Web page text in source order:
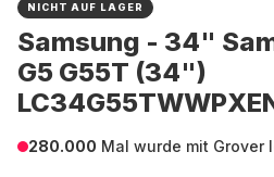
NICHT AUF LAGER
Samsung - 34"
G5 G55T (34")
280.000 Mal wurde mit Grover